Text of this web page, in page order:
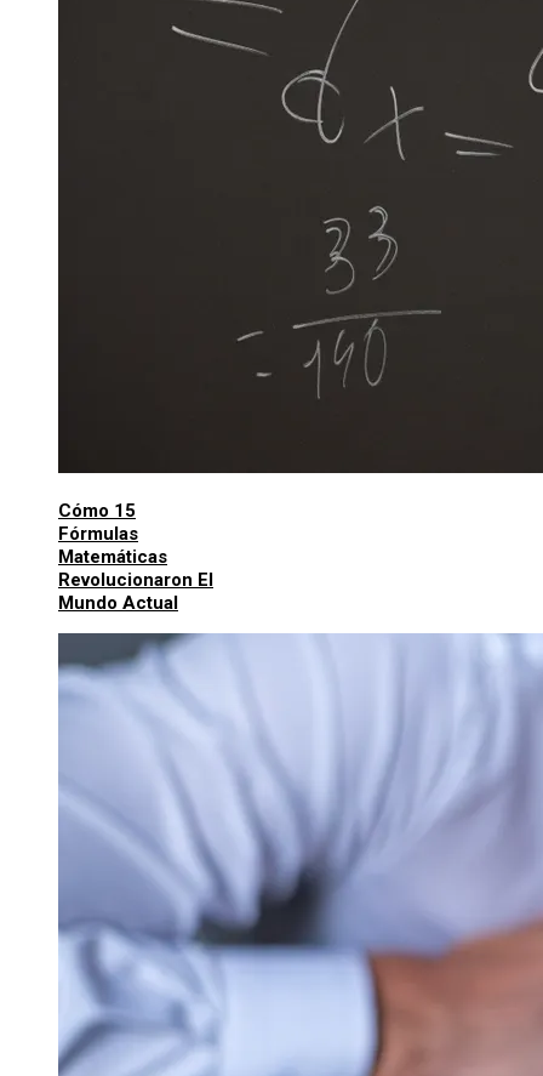
Cómo 15
Fórmulas
Matemáticas
Revolucionaron El
Mundo Actual